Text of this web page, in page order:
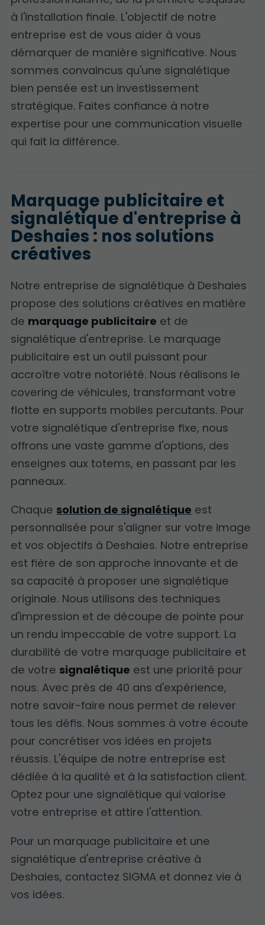
à l'installation finale. L'objectif de notre
entreprise est de vous aider à vous
démarquer de manière significative. Nous
sommes convaincus qu'une signalétique
bien pensée est un investissement
stratégique. Faites confiance à notre
expertise pour une communication visuelle
qui fait la différence.
Marquage publicitaire et
signalétique d'entreprise à
Deshaies : nos solutions
créatives
Notre entreprise de signalétique à Deshaies
propose des solutions créatives en matière
de marquage publicitaire et de
signalétique d'entreprise. Le marquage
publicitaire est un outil puissant pour
accroître votre notoriété. Nous réalisons le
covering de véhicules, transformant votre
flotte en supports mobiles percutants. Pour
votre signalétique d'entreprise fixe, nous
offrons une vaste gamme d'options, des
enseignes aux totems, en passant par les
panneaux.
Chaque solution de signalétique est
personnalisée pour s'aligner sur votre image
et vos objectifs à Deshaies. Notre entreprise
est fière de son approche innovante et de
sa capacité à proposer une signalétique
originale. Nous utilisons des techniques
d'impression et de découpe de pointe pour
un rendu impeccable de votre support. La
durabilité de votre marquage publicitaire et
de votre signalétique est une priorité pour
nous. Avec près de 40 ans d'expérience,
notre savoir-faire nous permet de relever
tous les défis. Nous sommes à votre écoute
pour concrétiser vos idées en projets
réussis. L'équipe de notre entreprise est
dédiée à la qualité et à la satisfaction client.
Optez pour une signalétique qui valorise
votre entreprise et attire l'attention.
Pour un marquage publicitaire et une
signalétique d'entreprise créative à
Deshaies, contactez SIGMA et donnez vie à
vos idées.